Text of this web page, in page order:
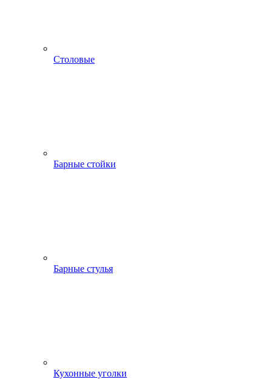
Столовые
Барные стойки
Барные стулья
Кухонные уголки